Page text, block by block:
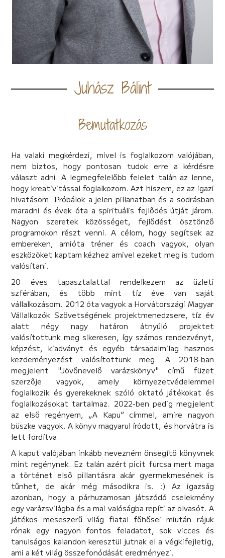
Juhász Bálint
Bemutatkozás
Ha valaki megkérdezi, mivel is foglalkozom valójában,
nem biztos, hogy pontosan tudok erre a kérdésre
választ adni. A legmegfelelőbb felelet talán az lenne,
hogy kreativitással foglalkozom. Azt hiszem, ez az igazi
hivatásom. Próbálok a jelen pillanatban és a sodrásban
maradni és évek óta a spirituális fejlődés útját járom.
Nagyon szeretek közösséget, fejlődést ösztönző
programokon részt venni. A célom, hogy segítsek az
embereken, amióta tréner és coach vagyok, olyan
eszközöket kaptam kézhez amivel ezeket meg is tudom
valósítani.
20 éves tapasztalattal rendelkezem az üzleti
szférában, és több mint tíz éve van saját
vállalkozásom. 2012 óta vagyok a Horvátországi Magyar
Vállalkozók Szövetségének projektmenedzsere, tíz év
alatt négy nagy határon átnyúló projektet
valósítottunk meg sikeresen, így számos rendezvényt,
képzést, kiadványt és egyéb társadalmilag hasznos
kezdeményezést valósítottunk meg. A 2018-ban
megjelent "Jövőnevelő varázskönyv" című füzet
szerzője vagyok, amely környezetvédelemmel
foglalkozik és gyerekeknek szóló oktató játékokat és
foglalkozásokat tartalmaz. 2022-ben pedig megjelent
az első regényem, „A Kapu” címmel, amire nagyon
büszke vagyok. A könyv magyarul íródott, és horvátra is
lett fordítva.
A kaput valójában inkább nevezném önsegítő könyvnek
mint regénynek. Ez talán azért picit furcsa mert maga
a történet első pillantásra akár gyermekmesének is
tűnhet, de akár még másodikra is. :) Az igazság
azonban, hogy a párhuzamosan játszódó cselekmény
egy varázsvilágba és a mai valóságba repíti az olvasót. A
játékos meseszerű világ fiatal főhősei miután rájuk
rónak egy nagyon fontos feladatot, sok vicces és
tanulságos kalandon keresztül jutnak el a végkifejletig,
ami a két világ összefonódását eredményezi.